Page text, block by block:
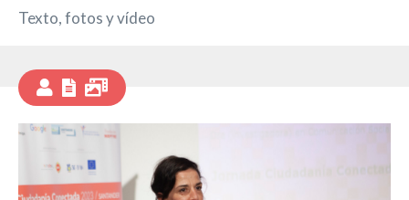
Texto, fotos y vídeo